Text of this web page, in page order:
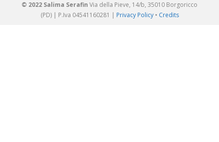
© 2022 Salima Serafin Via della Pieve, 14/b, 35010 Borgoricco
(PD) | P.Iva 04541160281 | Privacy Policy• Credits